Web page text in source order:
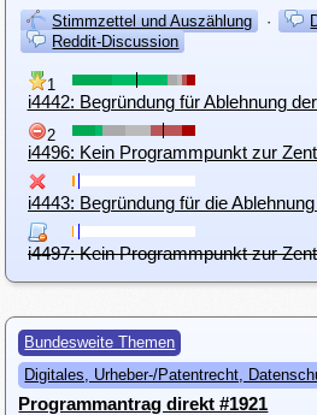
Stimmzettel und Auszählung
·
Reddit-Discussion
1
i4442: Begründung für Ablehnung
2
Bundesweite Themen
Digitales, Urheber-/Patentrecht,
Programmantrag direkt #1921